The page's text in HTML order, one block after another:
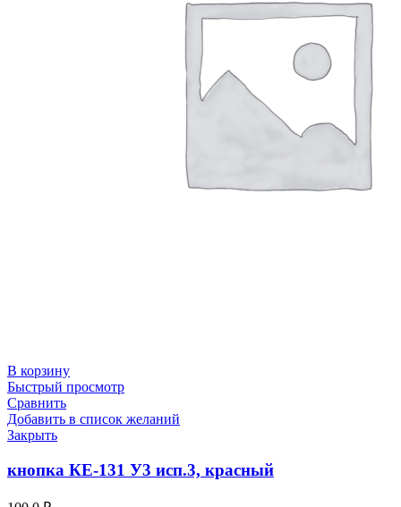
В корзину
Быстрый просмотр
Сравнить
Добавить в список желаний
Закрыть
кнопка КЕ-131 У3 исп.3, красный